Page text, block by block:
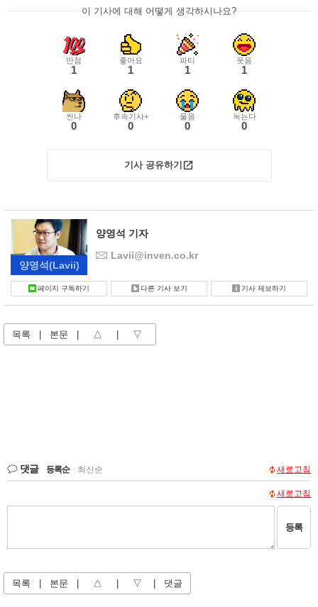
이 기사에 대해 어떻게 생각하시나요?
만점
1
좋아요
1
파티
1
웃음
1
씬나
0
후속기사+
0
울음
0
녹는다
0
기사 공유하기
양영석(Lavii)
양영석 기자
Lavii@inven.co.kr
페이지 구독하기 다른 기사 보기 기사 제보하기
목록 본문 △ ▽
댓글 등록순 최신순 새로고침
새로고침
등록
목록 본문 △ ▽ 댓글